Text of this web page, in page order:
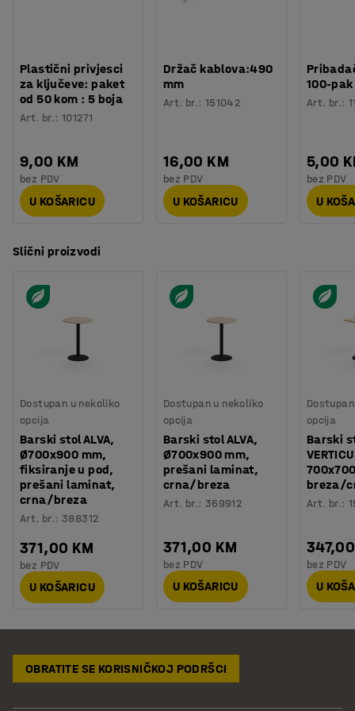
dinamično okruženje koje poziva na opuštene razgovore.
Težina: 19,02 kg
Montaža: Dolazi nesastavljeno
Testirano: EN 15372
Plastični privjesci
za ključeve: paket
od 50 kom : 5 boja
Art. br.:101271
9,00 KM
bez PDV
U KOŠARICU
Držač kablova:490
mm
Art. br.: 151042
16,00 KM
bez PDV
U KOŠARICU
100-pak
Art. br.:
5,00
bez PDV
U
Slični proizvodi
Dostupan u nekoliko
opcija
Barski stol ALVA,
Ø700x900 mm,
fiksiranje u pod,
prešani laminat,
crna/breza
Art. br.:388312
371,00 KM
bez PDV
U KOŠARICU
Dostupan u nekoliko
opcija
Barski stol ALVA,
Ø700x900 mm,
prešani laminat,
crna/breza
Art. br.: 369912
371,00 KM
bez PDV
U KOŠARICU
opcija
Barski
breza/
Art. br.:
bez PDV
U
OBRATITE SE KORISNIČKOJ PODRŠCI